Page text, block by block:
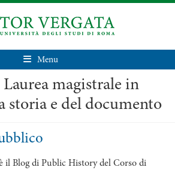
Menu
magistrale in
storia e del documento
il Blog di Public History del Corso di